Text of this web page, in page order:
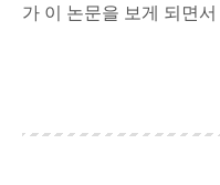
가 이 논문을 보게 되면